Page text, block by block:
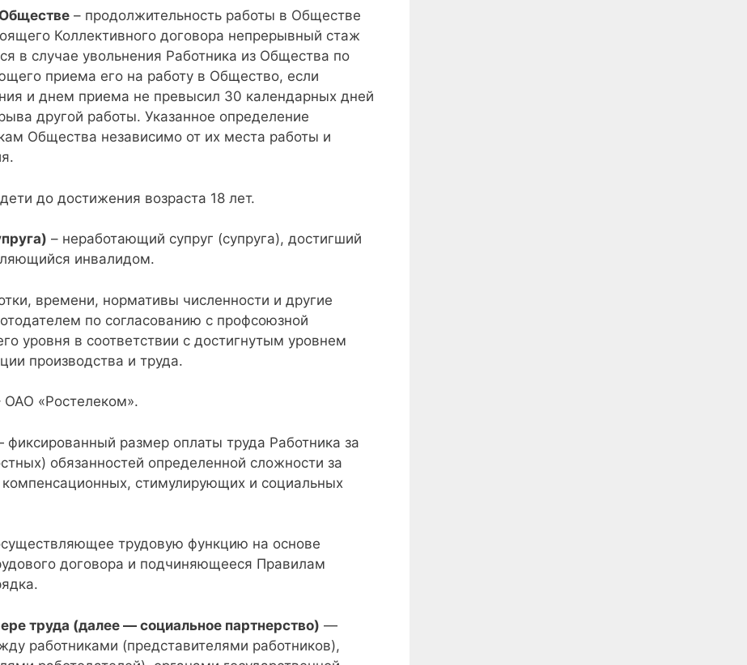
– продолжительность работы в Обществе
Коллективного договора непрерывный стаж
в случае увольнения Работника из Общества по
приема его на работу в Общество, если
и днем приема не превысил 30 календарных дней
другой работы. Указанное определение
Общества независимо от их места работы и
до достижения возраста 18 лет.
– неработающий супруг (супруга), достигший
инвалидом.
времени, нормативы численности и другие
по согласованию с профсоюзной
уровня в соответствии с достигнутым уровнем
производства и труда.
ОАО «Ростелеком».
размер оплаты труда Работника за
обязанностей определенной сложности за
стимулирующих и социальных
трудовую функцию на основе
договора и подчиняющееся Правилам
труда (далее — социальное партнерство) —
работниками (представителями работников),